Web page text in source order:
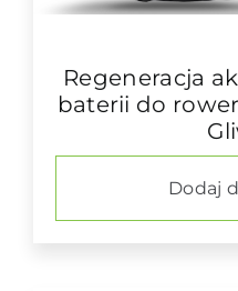
Regeneracja
baterii do
Dodaj